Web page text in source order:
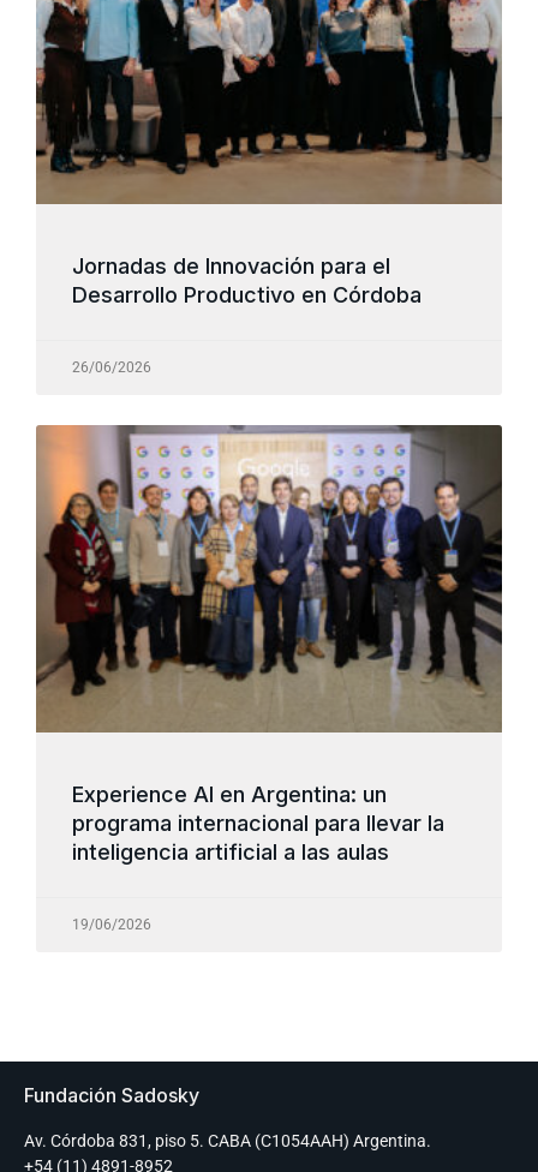
Jornadas de Innovación para el
Desarrollo Productivo en Córdoba
26/06/2026
Experience AI en Argentina: un
programa internacional para llevar la
inteligencia artificial a las aulas
19/06/2026
Fundación Sadosky
Av. Córdoba 831, piso 5. CABA (C1054AAH) Argentina.
+54 (11) 4891-8952